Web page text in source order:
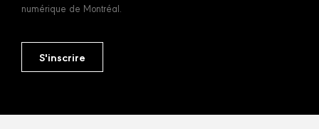
numérique de Montréal.
S'inscrire